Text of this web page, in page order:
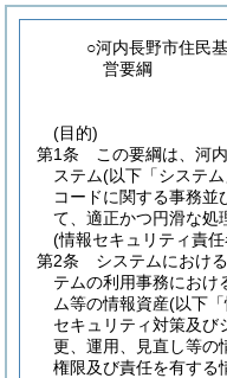
○河内長野市住民
営要綱
(目的)
第1条
この要綱は、河
ステム(以下「システ
コードに関する事務並
て、適正かつ円滑な処
(情報セキュリティ責
第2条
システムにおけ
テムの利用事務におけ
ム等の情報資産(以下
セキュリティ対策及び
更、運用、見直し等の
権限及び責任を有する